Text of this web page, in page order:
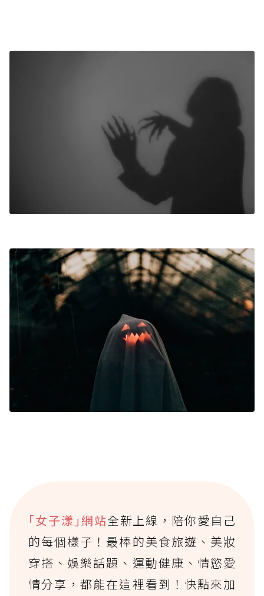
｢女子漾｣網站全新上線，陪你愛自己
的每個樣子！最棒的美食旅遊、美妝
穿搭、娛樂話題、運動健康、情慾愛
情分享，都能在這裡看到！快點來加